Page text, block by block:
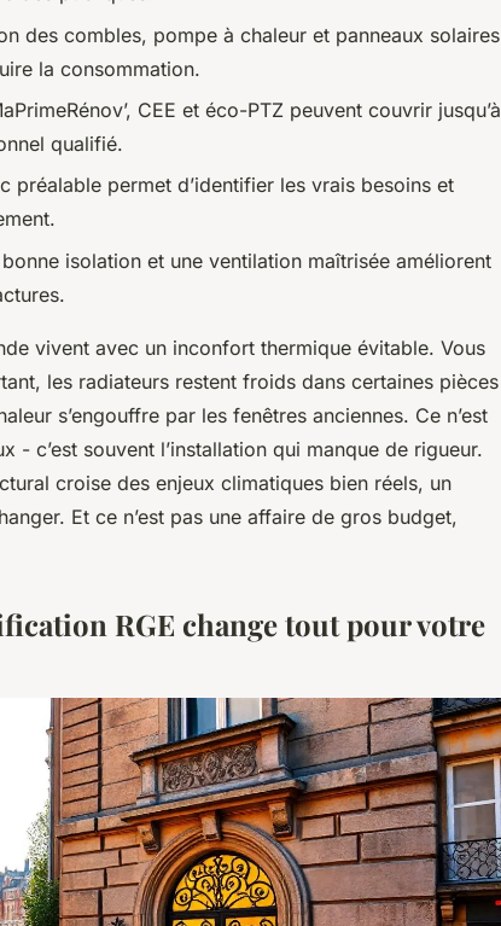
des combles, pompe à chaleur et panneaux solaires
la consommation.
CEE et éco-PTZ peuvent couvrir jusqu’à
qualifié.
préalable permet d’identifier les vrais besoins et
isolation et une ventilation maîtrisée améliorent
vivent avec un inconfort thermique évitable. Vous
les radiateurs restent froids dans certaines pièces
s’engouffre par les fenêtres anciennes. Ce n’est
- c’est souvent l’installation qui manque de rigueur.
croise des enjeux climatiques bien réels, un
Et ce n’est pas une affaire de gros budget,
RGE change tout pour votre